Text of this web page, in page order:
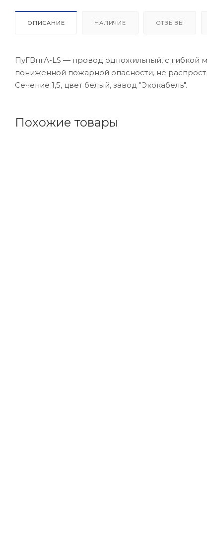
ОПИСАНИЕ НАЛИЧИЕ ОТЗЫВЫ
ПуГВнгА-LS — провод одножильный, с гибкой
пониженной пожарной опасности, не
Сечение 1,5, цвет белый, завод "Экокабель".
Похожие товары